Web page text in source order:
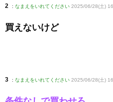
2 : なまえをいれてください 2025/06/28(土)
買えないけど
3 : なまえをいれてください 2025/06/28(土)